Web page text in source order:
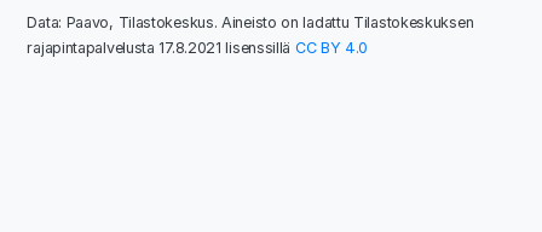
Data: Paavo, Tilastokeskus. Aineisto on ladattu Tilastokeskuksen
rajapintapalvelusta 17.8.2021 lisenssillä CC BY 4.0